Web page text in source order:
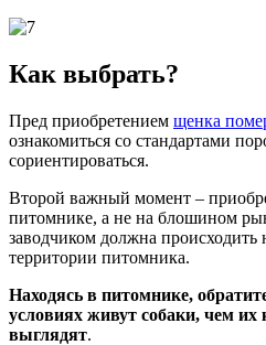
Как выбрать?
Пред приобретением щенка
ознакомиться со стандартами
сориентироваться.
Второй важный момент –
питомнике, а не на блошином
заводчиком должна происходить
территории питомника.
Находясь в питомнике,
условиях живут собаки, чем их
выглядят.